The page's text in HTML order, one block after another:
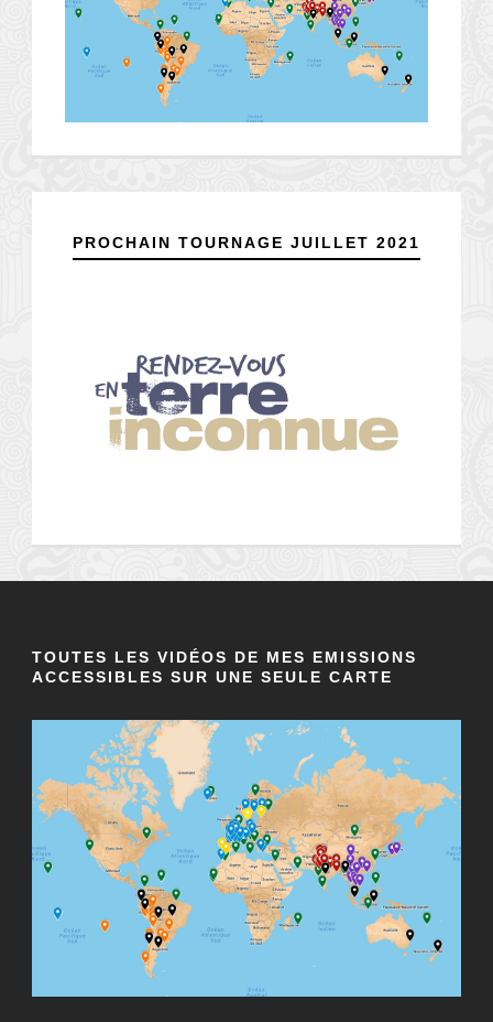
PROCHAIN TOURNAGE JUILLET 2021
TOUTES LES VIDÉOS DE MES EMISSIONS
ACCESSIBLES SUR UNE SEULE CARTE